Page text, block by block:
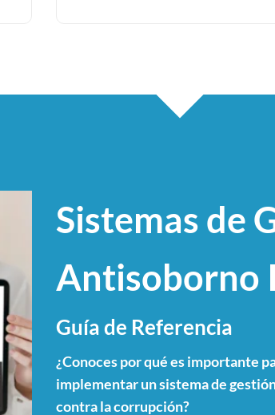
Sistemas de
Antisoborno
Guía de Referencia
¿Conoces por qué es importante
implementar un sistema de
contra la corrupción?